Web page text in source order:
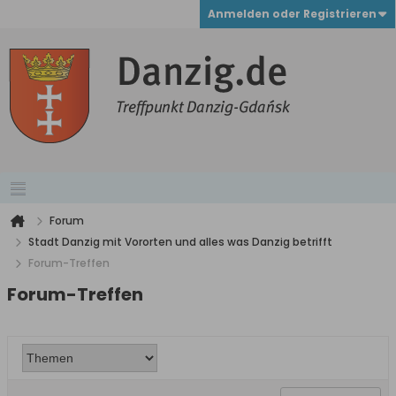
Anmelden oder Registrieren
Forum
Stadt Danzig mit Vororten und alles was Danzig betrifft
Forum-Treffen
Forum-Treffen